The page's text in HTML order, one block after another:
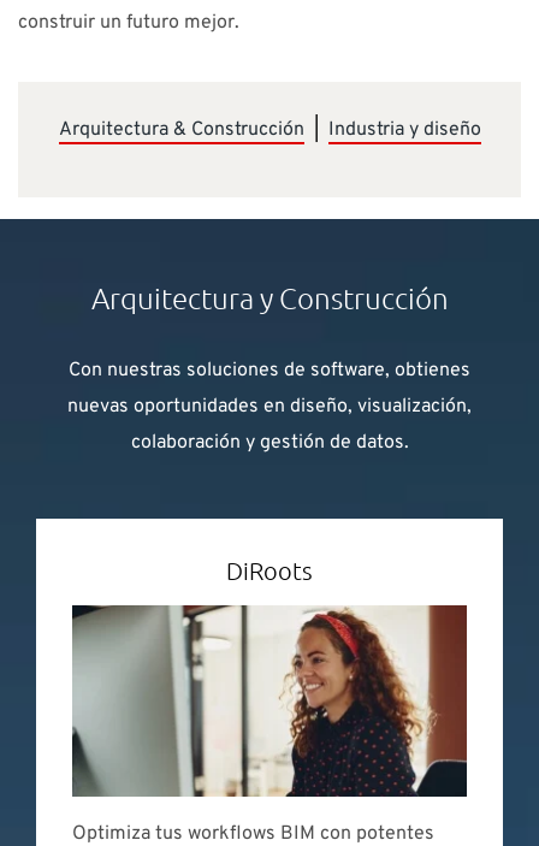
construir un futuro mejor.
Arquitectura & Construcción Industria y diseño
Arquitectura y Construcción
Con nuestras soluciones de software, obtienes
nuevas oportunidades en diseño, visualización,
colaboración y gestión de datos.
DiRoots
Optimiza tus workflows BIM con potentes